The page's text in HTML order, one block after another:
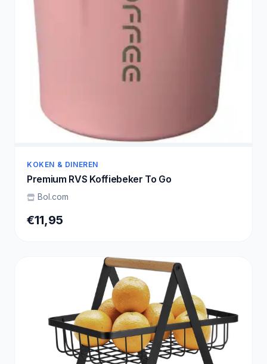
KOKEN & DINEREN
Premium RVS Koffiebeker To Go
Bol.com
€11,95